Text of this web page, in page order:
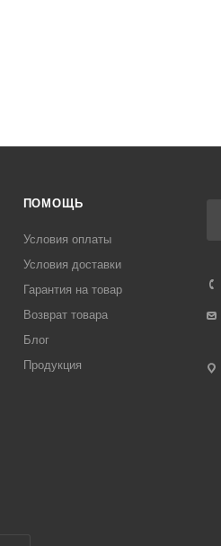
ПОМОЩЬ
Условия оплаты
Условия доставки
Гарантия на товар
Возврат товара
Блог
Продукция